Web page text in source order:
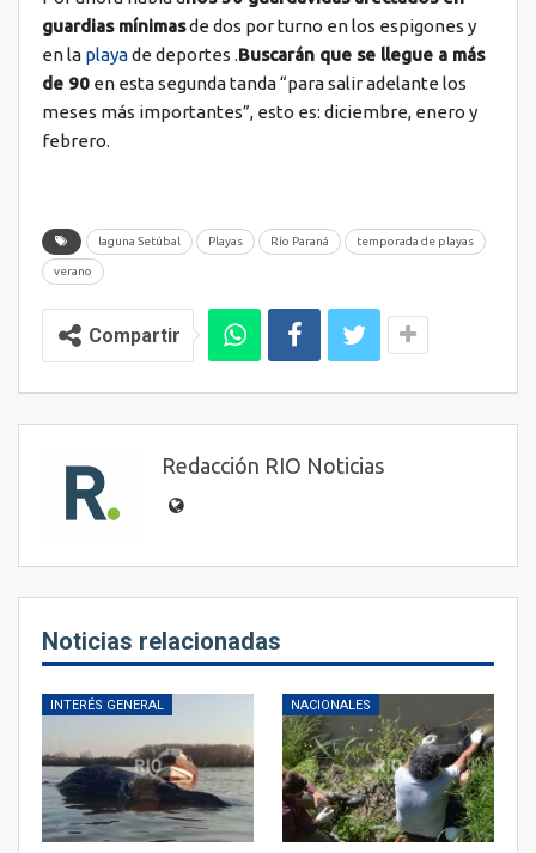
guardias mínimasde dos por turno en los espigones y
en la playade deportes .Buscarán que se llegue a más
de 90 en esta segunda tanda “para salir adelante los
meses más importantes”, esto es: diciembre, enero y
febrero.
laguna Setúbal Playas Río Paraná temporada de playas
verano
Compartir
Redacción RIO Noticias
Noticias relacionadas
INTERÉS GENERAL NACIONALES